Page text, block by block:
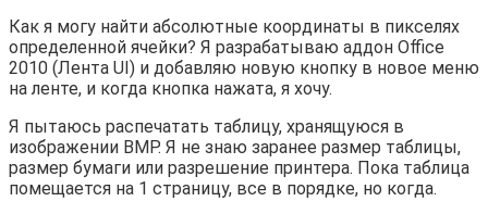
Как я могу найти абсолютные координаты в пикселях
определенной ячейки? Я разрабатываю аддон Office
2010 (Лента UI) и добавляю новую кнопку в новое меню
на ленте, и когда кнопка нажата, я хочу.
Я пытаюсь распечатать таблицу, хранящуюся в
изображении BMP. Я не знаю заранее размер таблицы,
размер бумаги или разрешение принтера. Пока таблица
помещается на 1 страницу, все в порядке, но когда.